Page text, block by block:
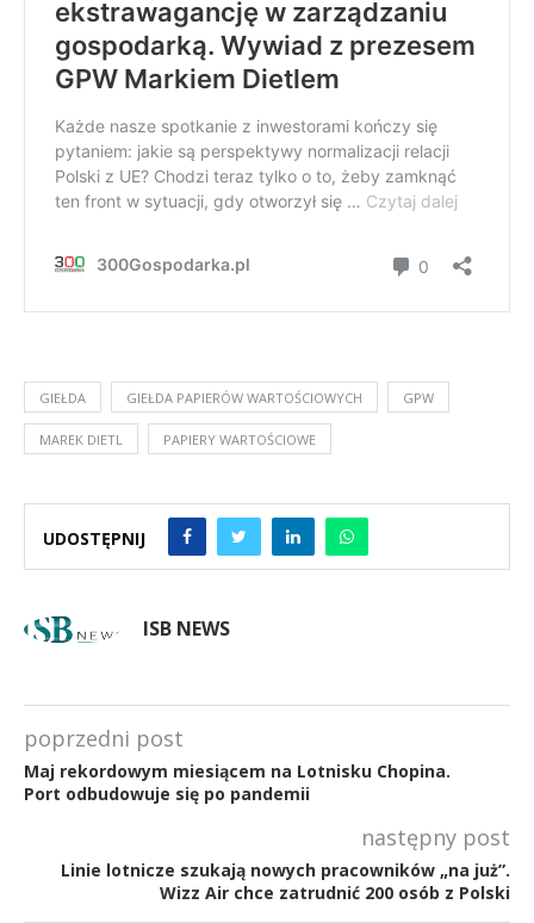
GIEŁDA GIEŁDA PAPIERÓW WARTOŚCIOWYCH GPW
MAREK DIETL PAPIERY WARTOŚCIOWE
UDOSTĘPNIJ
ISB NEWS
poprzedni post
Maj rekordowym miesiącem na Lotnisku Chopina.
Port odbudowuje się po pandemii
następny post
Linie lotnicze szukają nowych pracowników „na już”.
Wizz Air chce zatrudnić 200 osób z Polski